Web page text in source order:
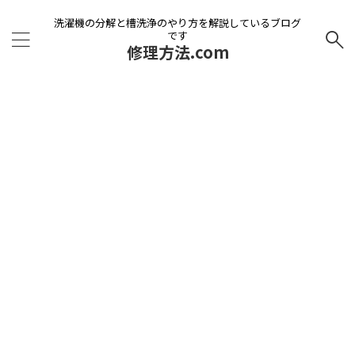
洗濯機の分解と槽洗浄のやり方を解説しているブログ
です
修理方法.com